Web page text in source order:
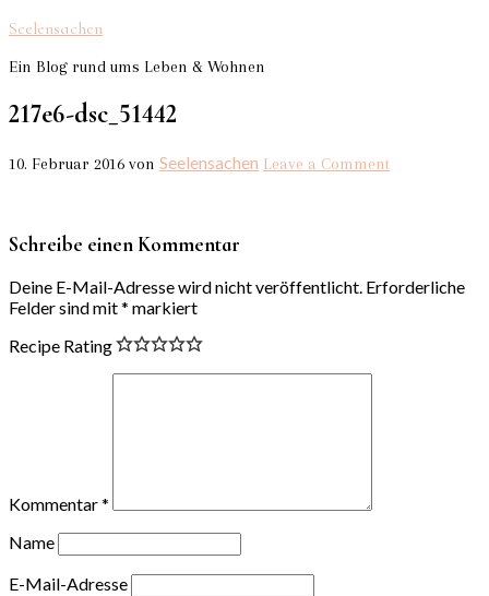
Seelensachen
Ein Blog rund ums Leben & Wohnen
217e6-dsc_51442
10. Februar 2016 von Seelensachen Leave a Comment
Schreibe einen Kommentar
Deine E-Mail-Adresse wird nicht veröffentlicht. Erforderliche
Felder sind mit* markiert
Recipe Rating
Kommentar*
Name
E-Mail-Adresse